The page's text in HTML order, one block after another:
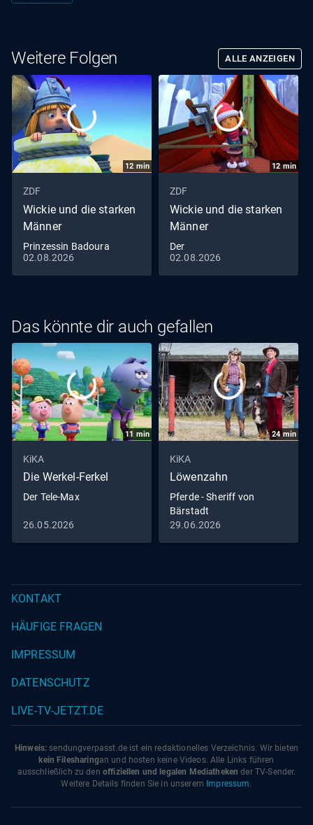
Weitere Folgen ALLE ANZEIGEN
12 min
ZDF
Wickie und die starken
Männer
Prinzessin Badoura
02.08.2026
12 min
ZDF
Wickie und die starken
Männer
Der
Drachenbootführerschein
02.08.2026
Das könnte dir auch gefallen
11 min
KiKA
Die Werkel-Ferkel
Der Tele-Max
26.05.2026
24 min
KiKA
Löwenzahn
Pferde - Sheriff von
Bärstadt
29.06.2026
KONTAKT
HÄUFIGE FRAGEN
IMPRESSUM
DATENSCHUTZ
LIVE-TV-JETZT.DE
Hinweis: sendungverpasst.de ist ein redaktionelles Verzeichnis. Wir bieten
kein Filesharingan und hosten keine Videos. Alle Links führen
ausschließlich zu den offiziellen und legalen Mediatheken der TV-Sender.
Weitere Details finden Sie in unserem Impressum.